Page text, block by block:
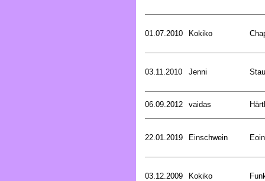
01.07.2010 Kokiko
03.11.2010 Jenni
06.09.2012 vaidas
22.01.2019 Einschwein
03.12.2009 Kokiko